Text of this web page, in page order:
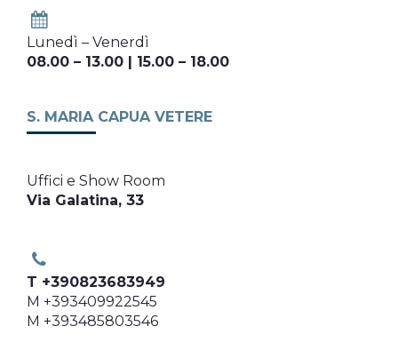
Lunedì – Venerdì
08.00 – 13.00 | 15.00 – 18.00
S. MARIA CAPUA VETERE
Uffici e Show Room
Via Galatina, 33
T +390823683949
M +393409922545
M +393485803546